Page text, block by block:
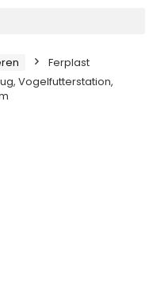
Ferplast
Vogelfutterstation,